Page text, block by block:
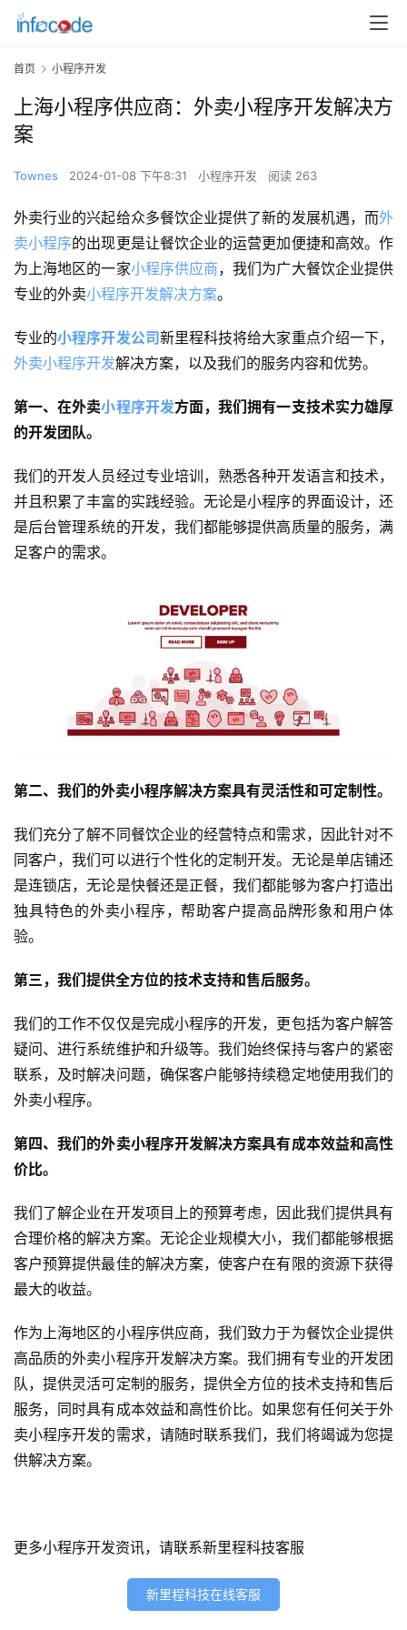
首
页
关
于
案
例
服
H
首页 小程序开发
上海小程序供应商：外卖小程序开发解决方
案
Townes 2024-01-08 下午8:31 小程序开发 阅读 263
外卖行业的兴起给众多餐饮企业提供了新的发展机遇，而外
卖小程序的出现更是让餐饮企业的运营更加便捷和高效。作
为上海地区的一家小程序供应商，我们为广大餐饮企业提供
专业的外卖小程序开发解决方案。
专业的小程序开发公司新里程科技将给大家重点介绍一下，
外卖小程序开发解决方案，以及我们的服务内容和优势。
第一、在外卖小程序开发方面，我们拥有一支技术实力雄厚
的开发团队。
我们的开发人员经过专业培训，熟悉各种开发语言和技术，
并且积累了丰富的实践经验。无论是小程序的界面设计，还
是后台管理系统的开发，我们都能够提供高质量的服务，满
足客户的需求。
第二、我们的外卖小程序解决方案具有灵活性和可定制性。
我们充分了解不同餐饮企业的经营特点和需求，因此针对不
同客户，我们可以进行个性化的定制开发。无论是单店铺还
是连锁店，无论是快餐还是正餐，我们都能够为客户打造出
独具特色的外卖小程序，帮助客户提高品牌形象和用户体
验。
第三，我们提供全方位的技术支持和售后服务。
我们的工作不仅仅是完成小程序的开发，更包括为客户解答
疑问、进行系统维护和升级等。我们始终保持与客户的紧密
联系，及时解决问题，确保客户能够持续稳定地使用我们的
外卖小程序。
第四、我们的外卖小程序开发解决方案具有成本效益和高性
价比。
我们了解企业在开发项目上的预算考虑，因此我们提供具有
合理价格的解决方案。无论企业规模大小，我们都能够根据
客户预算提供最佳的解决方案，使客户在有限的资源下获得
最大的收益。
作为上海地区的小程序供应商，我们致力于为餐饮企业提供
高品质的外卖小程序开发解决方案。我们拥有专业的开发团
队，提供灵活可定制的服务，提供全方位的技术支持和售后
服务，同时具有成本效益和高性价比。如果您有任何关于外
卖小程序开发的需求，请随时联系我们，我们将竭诚为您提
供解决方案。
更多小程序开发资讯，请联系新里程科技客服
新里程科技在线客服